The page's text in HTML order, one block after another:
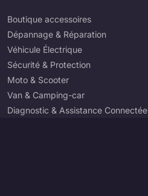
Boutique accessoires
Dépannage & Réparation
Véhicule Électrique
Sécurité & Protection
Moto & Scooter
Van & Camping-car
Diagnostic & Assistance Connectée